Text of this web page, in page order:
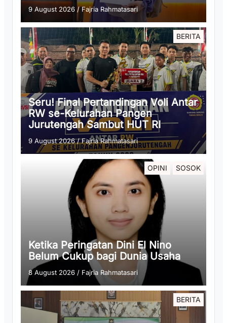
9 August 2026 /Fajria Rahmatasari
BERITA
Seru! Final Pertandingan Voli Antar
RW se-Kelurahan Pangen
Jurutengah Sambut HUT RI
9 August 2026/Fajria Rahmatasari
OPINI SOSOK
Ketika Peringatan Dini El Nino
Belum Cukup bagi Dunia Usaha
8 August 2026 / Fajria Rahmatasari
BERITA